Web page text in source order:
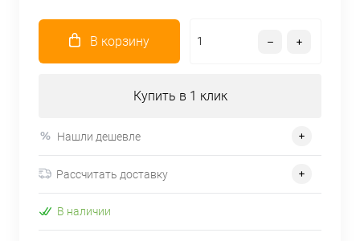
В корзину
Купить в 1 клик
Нашли дешевле
Рассчитать доставку
В наличии